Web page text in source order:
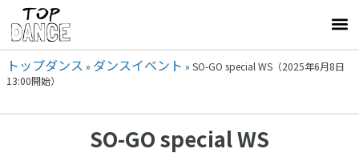
トップダンス » ダンスイベント » SO-GO special WS（2025年6月8日
13:00開始）
SO-GO special WS